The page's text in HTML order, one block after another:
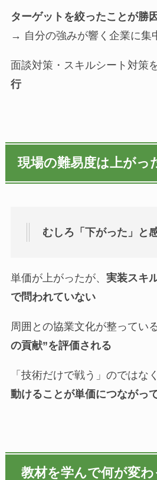
ターゲットを絞ったことが勝因
→ 自分の強みが響く企業に集
面談対策・スキルシート対策
行
現場の難易度は上がっ
むしろ「下がった」と
単価が上がったが、 実装スキ
で問われていない
周囲との協業文化が整ってい
の貢献”を評価される
「技術だけで戦う」のではなく
動けることが単価につながっ
教材を学んで何が変わ